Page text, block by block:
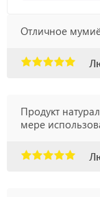
Отличное
Продукт
мере